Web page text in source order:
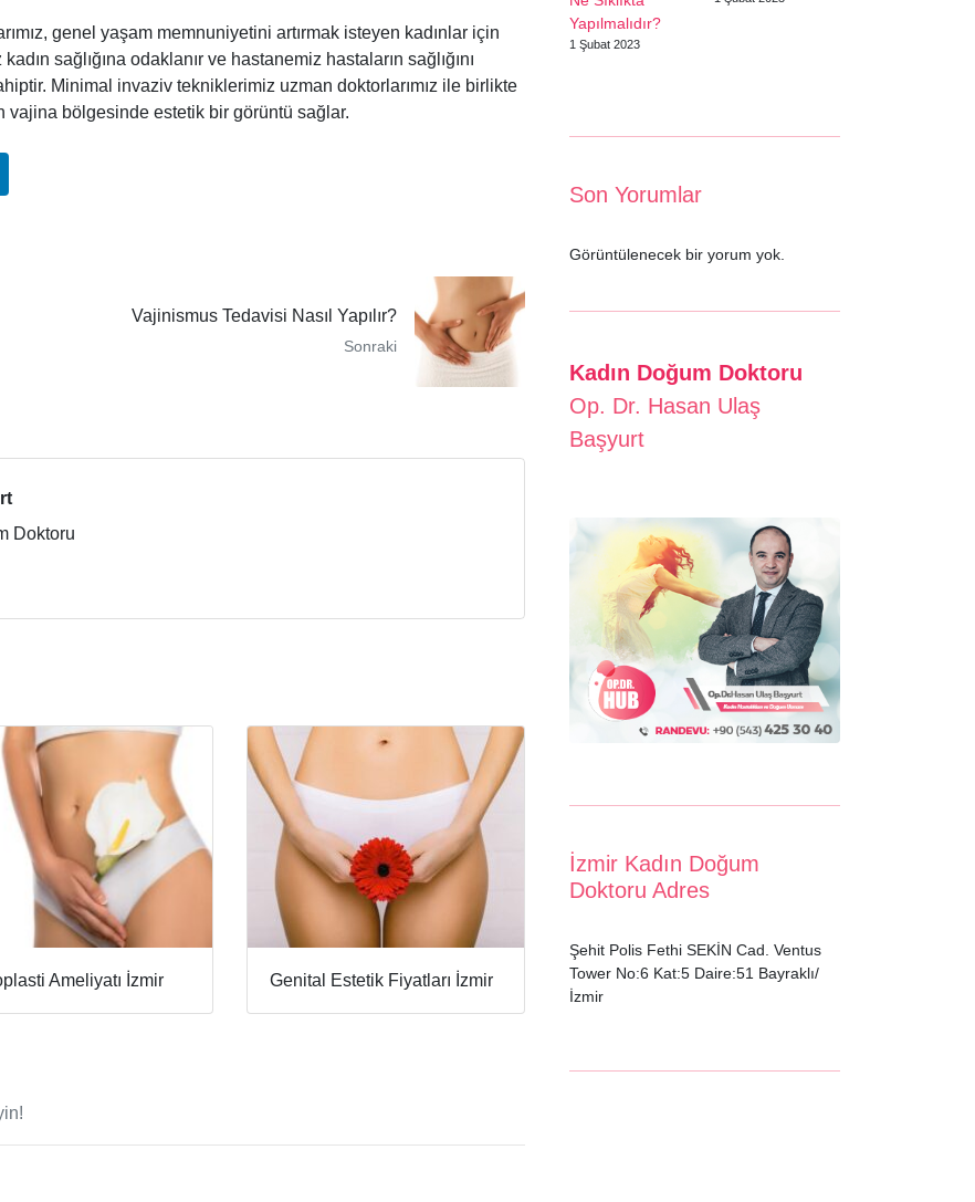
genel yaşam memnuniyetini artırmak isteyen kadınlar için
sağlığına odaklanır ve hastanemiz hastaların sağlığını
Minimal invaziv tekniklerimiz uzman doktorlarımız ile birlikte
vajina bölgesinde estetik bir görüntü sağlar.
Vajinismus Tedavisi Nasıl Yapılır?
Sonraki
Doktoru
Ameliyatı İzmir Genital Estetik Fiyatları İzmir
Yapılmalıdır?
1 Şubat 2023
Son Yorumlar
Görüntülenecek bir yorum yok.
Kadın Doğum Doktoru
Op. Dr. Hasan Ulaş
Başyurt
İzmir Kadın Doğum
Doktoru Adres
Şehit Polis Fethi SEKİN Cad. Ventus
Tower No:6 Kat:5 Daire:51 Bayraklı/
İzmir